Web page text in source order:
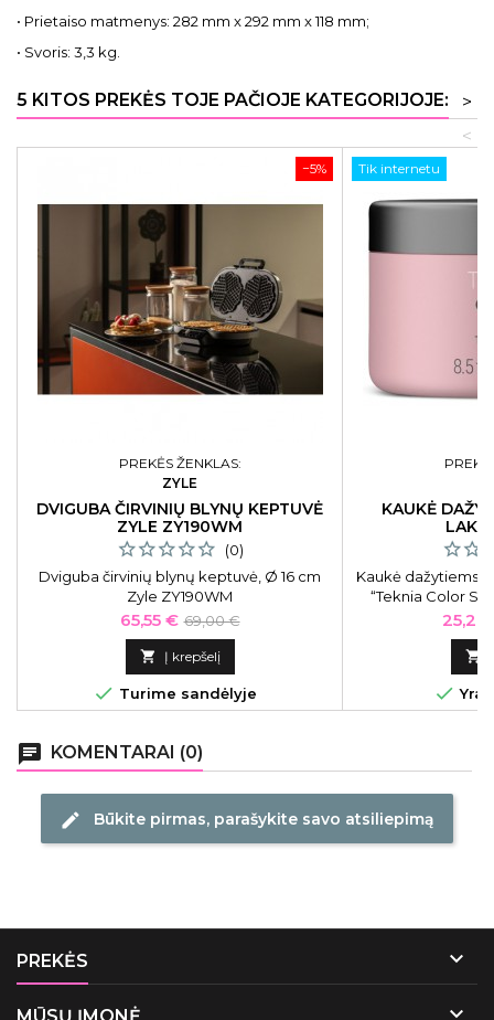
• Prietaiso matmenys: 282 mm x 292 mm x 118 mm;
• Svoris: 3,3 kg.
5 KITOS PREKĖS TOJE PAČIOJE KATEGORIJOJE:
>
<
−5%
PREKĖS ŽENKLAS:
ZYLE
DVIGUBA ČIRVINIŲ BLYNŲ KEPTUVĖ
ZYLE ZY190WM
(0)
Dviguba čirvinių blynų keptuvė, Ø 16 cm
Zyle ZY190WM
Kaina
65,55 € Bazinė
kaina
69,00 €
 Į krepšelį
 Turime sandėlyje
Tik internetu
KAUKĖ
Kaukė dažytiems
“Teknia Color
dažytų plaukų
Kaina
25,20

 Yra
chat KOMENTARAI (0)
edit Būkite pirmas, parašykite savo atsiliepimą
PREKĖS 
